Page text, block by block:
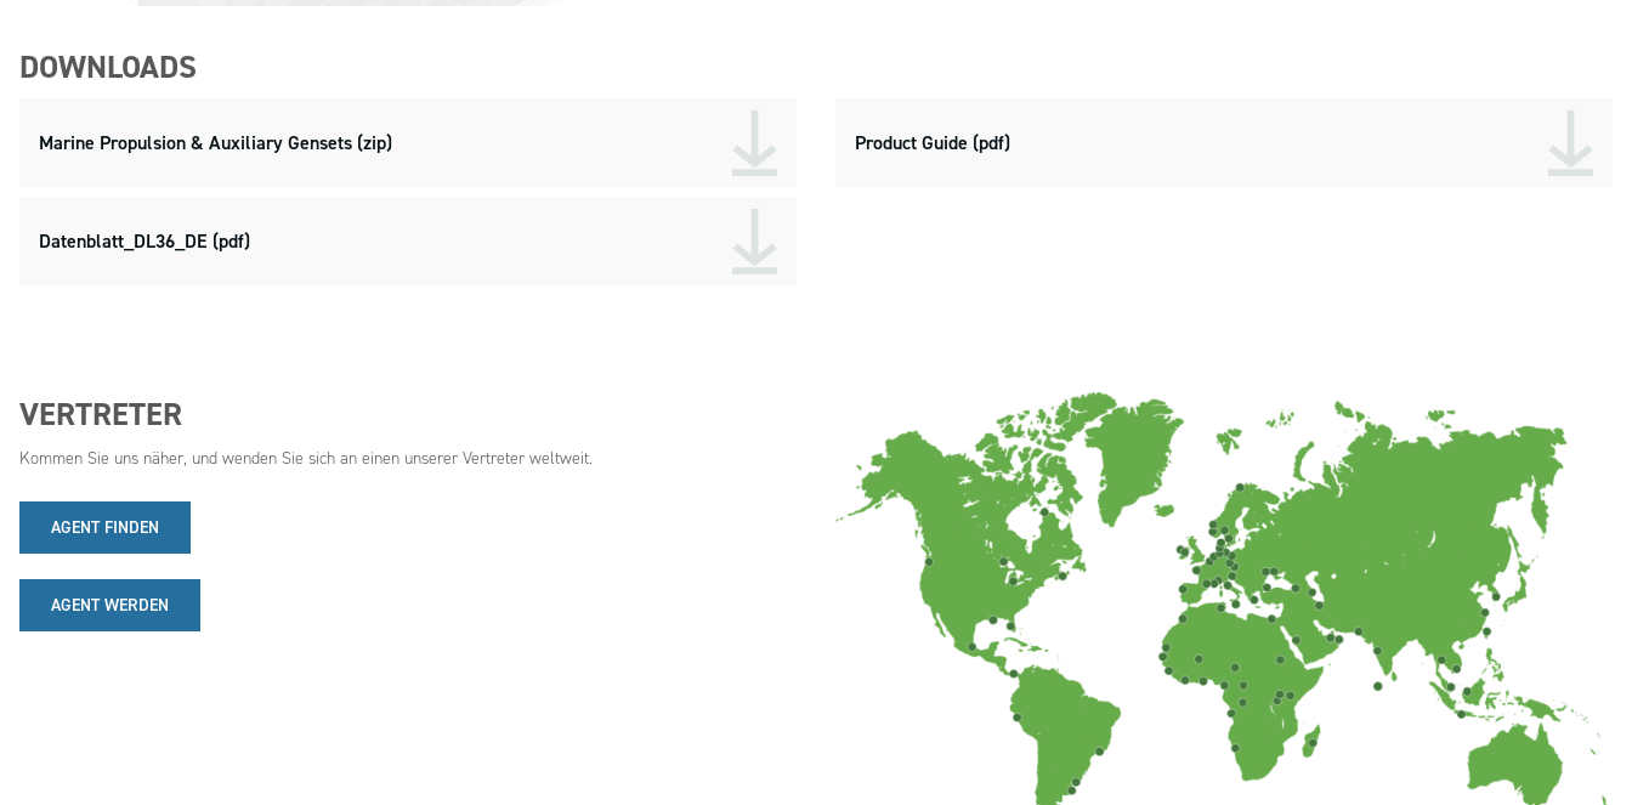
DOWNLOADS
Marine Propulsion & Auxiliary Gensets (zip) Product Guide (pdf)
Datenblatt_DL36_DE (pdf)
VERTRETER
Kommen Sie uns näher, und wenden Sie sich an einen unserer Vertreter weltweit.
AGENT FINDEN
AGENT WERDEN